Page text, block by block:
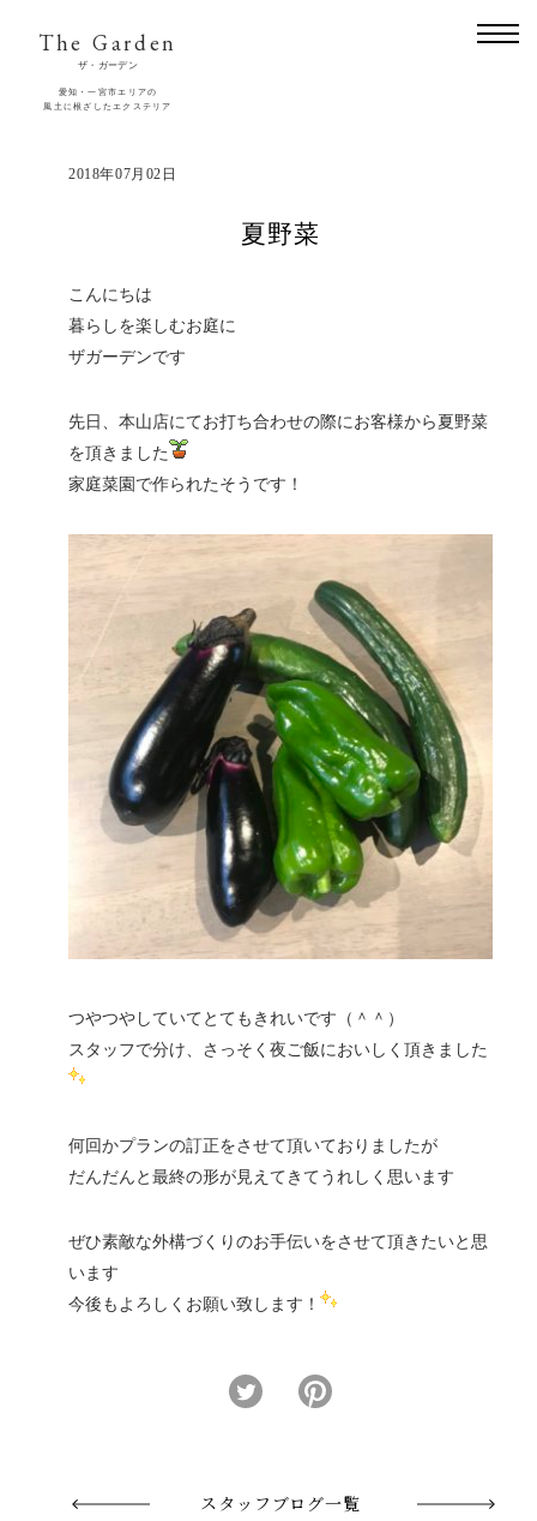
The Garden
ザ・ガーデン
愛知・一宮市エリアの
風土に根ざしたエクステリア
2018年07月02日
夏野菜
こんにちは
暮らしを楽しむお庭に
ザガーデンです
先日、本山店にてお打ち合わせの際にお客様から夏野菜
を頂きました
家庭菜園で作られたそうです！
つやつやしていてとてもきれいです（＾＾）
スタッフで分け、さっそく夜ご飯においしく頂きました
何回かプランの訂正をさせて頂いておりましたが
だんだんと最終の形が見えてきてうれしく思います
ぜひ素敵な外構づくりのお手伝いをさせて頂きたいと思
います
今後もよろしくお願い致します！
スタッフブログ一覧